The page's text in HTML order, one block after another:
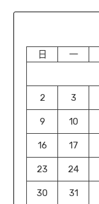
日 一
2 3
9 10
16 17
23 24
30
31